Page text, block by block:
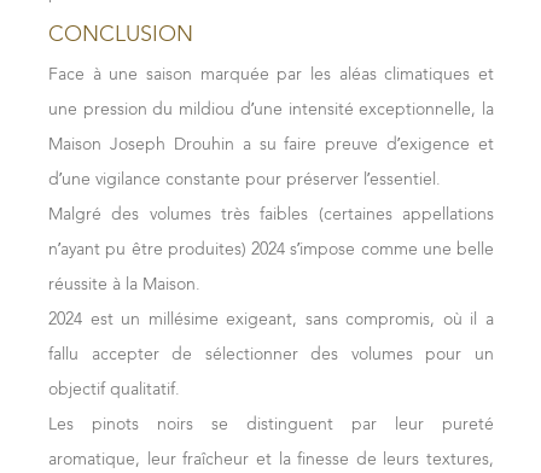
CONCLUSION
Face à une saison marquée par les aléas climatiques et
une pression du mildiou d’une intensité exceptionnelle, la
Maison Joseph Drouhin a su faire preuve d’exigence et
d’une vigilance constante pour préserver l’essentiel.
Malgré des volumes très faibles (certaines appellations
n’ayant pu être produites) 2024 s’impose comme une belle
réussite à la Maison.
2024 est un millésime exigeant, sans compromis, où il a
fallu accepter de sélectionner des volumes pour un
objectif qualitatif.
Les pinots noirs se distinguent par leur pureté
aromatique, leur fraîcheur et la finesse de leurs textures,
Les vins sont amples, avec des attaques en bouche
généreuses soutenues par une fraicheur éclatante.
Blancs de Côte d’Or
Les travaux pré-fermentaires ont permis de travailler les
vins sur de très belles lies. Ces vins ont gagné en fraîcheur
au fil des mois, notamment après fermentation
malolactique, et aucun bâtonnage n’a été réalisé. Les vins
sont encore en cours d’élaboration mais montrent déjà
et de longueur en bouche, où le millésime met
subtilement en valeur les terroirs.
Les vinifications dans le Mâconnais se situent à la croisée
Les robes impressionnent par leur couleur vive et
soutenue. Les nez, d’une grande complexité, voient se
mêler aux arômes de mûre, myrtille et cassis des senteurs
florales de pivoine et de violette. En bouche, les épices
soulignent des tannins soyeux de grande qualité. Amples,
corpulents et d’une belle fraîcheur, ces vins sont un
archétype d'équilibre entre arômes et structure, avec
potentiel de garde bien réel.
Frédéric Drouhin -24 janvier 2024